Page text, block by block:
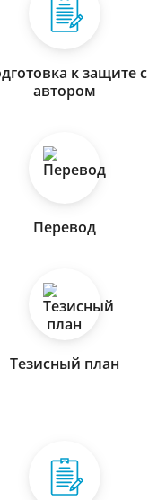
к защите с
автором
Перевод
Тезисный план